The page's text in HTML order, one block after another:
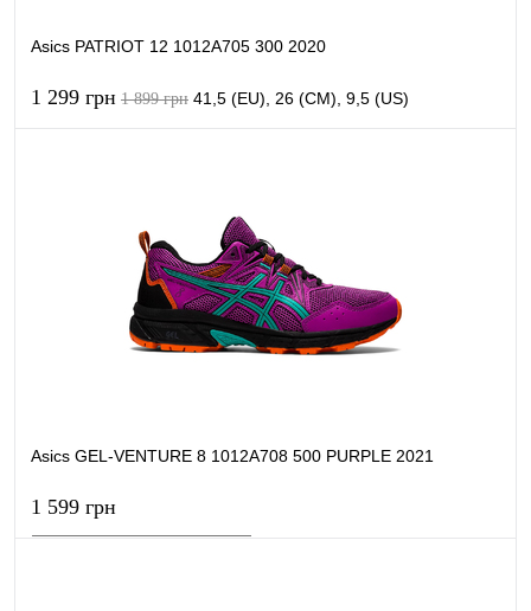
Asics PATRIOT 12 1012A705 300 2020
1 299 грн 1 899 грн 41,5 (EU), 26 (CM), 9,5 (US)
Купити в 1 клік
Asics GEL-VENTURE 8 1012A708 500 PURPLE 2021
1 599 грн